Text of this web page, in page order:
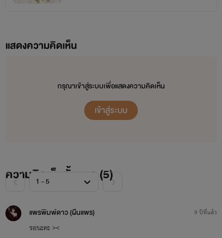
เทมโป้ อายุ 26 ปี หัวหน้าวง กลองชุด แต่งเพลง
เลือดกรุ๊ป เอบี
บางครั้งก็เป็นคนที่เข้าถึงยาก มีภาษาแปลกๆที่ตัวเองเท่านั้นที่รู้
แล้วก็เซฟรูป เจสซี่ เกิร์ลกรุ๊ประดับประเทศ เต็มฮาร์ทดิส
แสดงความคิดเห็น
กรุณาเข้าสู่ระบบเพื่อแสดงความคิดเห็น
เข้าสู่ระบบ
ความคิดเห็นทั้งหมด (5)
แพรพิมพ์ดาว (ผืนแพร)
รอนะคะ ><
9 ปีที่แล้ว